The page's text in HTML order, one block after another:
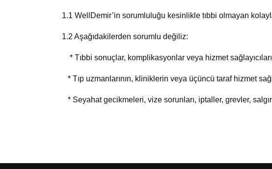
1.1 WellDemir’in sorumluluğu kesinlikle tıbbi olmayan
1.2 Aşağıdakilerden sorumlu değiliz:
* Tıbbi sonuçlar, komplikasyonlar veya hizmet
* Tıp uzmanlarının, kliniklerin veya üçüncü taraf hizmet
* Seyahat gecikmeleri, vize sorunları, iptaller, grevler,